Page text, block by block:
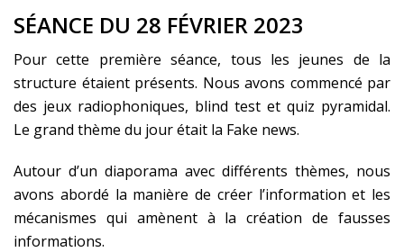
SÉANCE DU 28 FÉVRIER 2023
Pour cette première séance, tous les jeunes de la
structure étaient présents. Nous avons commencé par
des jeux radiophoniques, blind test et quiz pyramidal.
Le grand thème du jour était la Fake news.
Autour d’un diaporama avec différents thèmes, nous
avons abordé la manière de créer l’information et les
mécanismes qui amènent à la création de fausses
informations.